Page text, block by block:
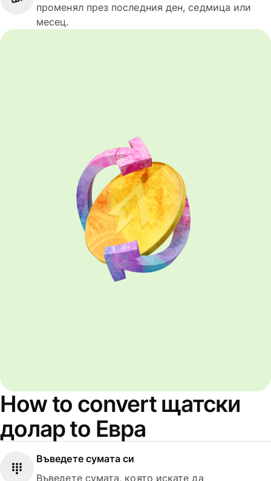
променял през последния ден, седмица или
месец.
How to convert щатски
долар to Евра
Въведете сумата си
Въведете сумата, която искате да